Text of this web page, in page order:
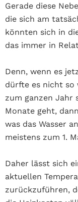
Gerade diese
die sich am
könnten sich in
das immer in
Denn, wenn es
dürfte es nicht so
zum ganzen Jahr
Monate geht,
was das Wasser
meistens zum 1.
Daher lässt sich
aktuellen
zurückzuführen,